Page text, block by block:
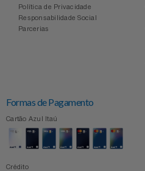
Política de Privacidade
Responsabilidade Social
Parcerias
Formas de Pagamento
Cartão Azul Itaú
Crédito